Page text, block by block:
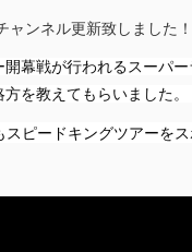
ャンネル更新致しました！
開幕戦が行われるスーパ
を教えてもらいました。
ピードキングツアーをス